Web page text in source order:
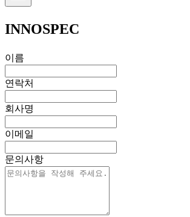
INNOSPEC
이름
연락처
회사명
이메일
문의사항